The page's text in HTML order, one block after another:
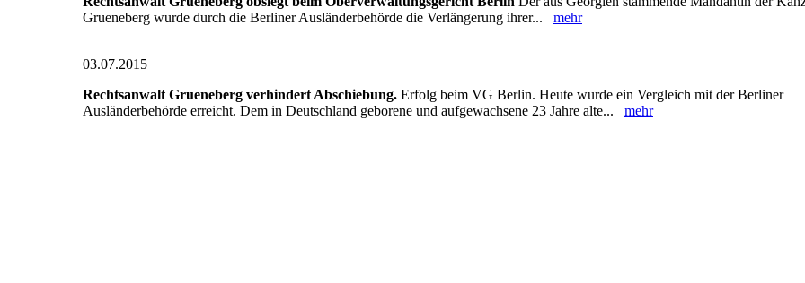
Grueneberg wurde durch die Berliner Ausländerbehörde die Verlängerung ihrer... mehr
03.07.2015
Rechtsanwalt Grueneberg verhindert Abschiebung. Erfolg beim VG Berlin. Heute wurde ein Vergleich mit der Berliner
Ausländerbehörde erreicht. Dem in Deutschland geborene und aufgewachsene 23 Jahre alte... mehr